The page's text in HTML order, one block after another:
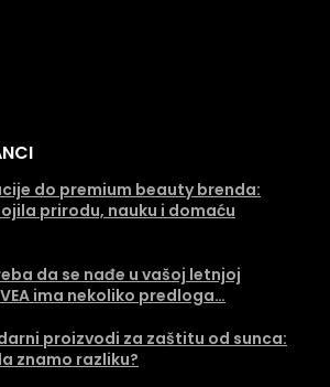
do premium beauty brenda:
prirodu, nauku i domaću
da se nađe u vašoj letnjoj
ima nekoliko predloga…
proizvodi za zaštitu od sunca:
znamo razliku?